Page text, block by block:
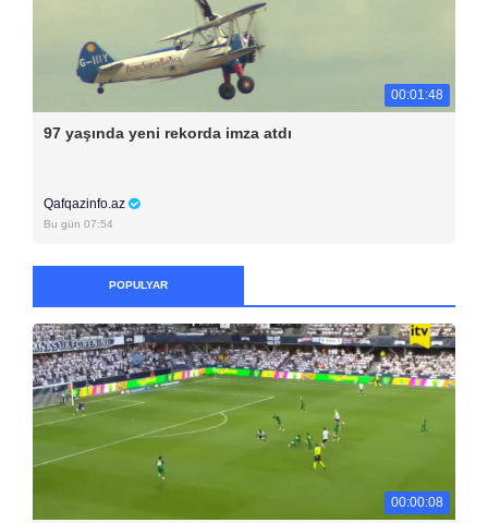
00:01:48
97 yaşında yeni rekorda imza atdı
Qafqazinfo.az
Bu gün 07:54
POPULYAR
00:00:08